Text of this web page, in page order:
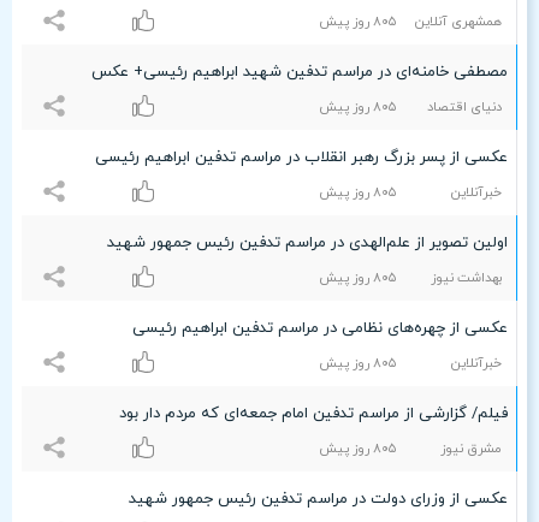
همشهری آنلاین ۸۰۵ روز پیش
مصطفی خامنه‌ای در مراسم تدفین شهید ابراهیم رئیسی+ عکس
دنیای اقتصاد ۸۰۵ روز پیش
عکسی از پسر بزرگ رهبر انقلاب در مراسم تدفین ابراهیم رئیسی
خبرآنلاین ۸۰۵ روز پیش
اولین تصویر از علم‌الهدی در مراسم تدفین رئیس جمهور شهید
بهداشت نیوز ۸۰۵ روز پیش
عکسی از چهره‌های نظامی در مراسم تدفین ابراهیم رئیسی
خبرآنلاین ۸۰۵ روز پیش
فیلم/ گزارشی از مراسم تدفین امام جمعه‌ای که مردم دار بود
مشرق نیوز ۸۰۵ روز پیش
عکسی از وزرای دولت در مراسم تدفین رئیس جمهور شهید